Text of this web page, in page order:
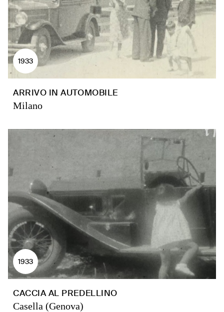
1933
ARRIVO IN AUTOMOBILE
Milano
1933
CACCIA AL PREDELLINO
Casella (Genova)